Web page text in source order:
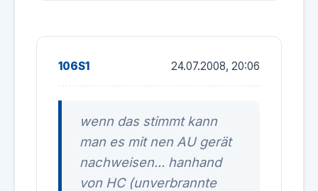
106S1 24.07.2008, 20:06
wenn das stimmt kann
man es mit nen AU gerät
nachweisen... hanhand
von HC (unverbrannte